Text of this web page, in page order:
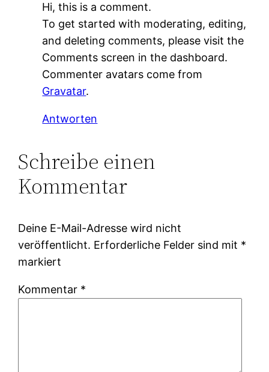
Hi, this is a comment.
To get started with moderating, editing,
and deleting comments, please visit the
Comments screen in the dashboard.
Commenter avatars come from
Gravatar.
Antworten
Schreibe einen
Kommentar
Deine E-Mail-Adresse wird nicht
veröffentlicht. Erforderliche Felder sind mit *
markiert
Kommentar *